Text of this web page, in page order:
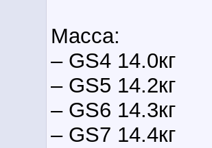
Масса:
– GS4 14.0кг
– GS5 14.2кг
– GS6 14.3кг
– GS7 14.4кг